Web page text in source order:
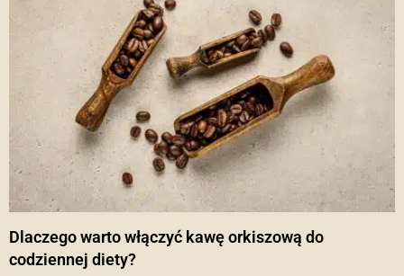
Dlaczego warto włączyć kawę orkiszową do
codziennej diety?